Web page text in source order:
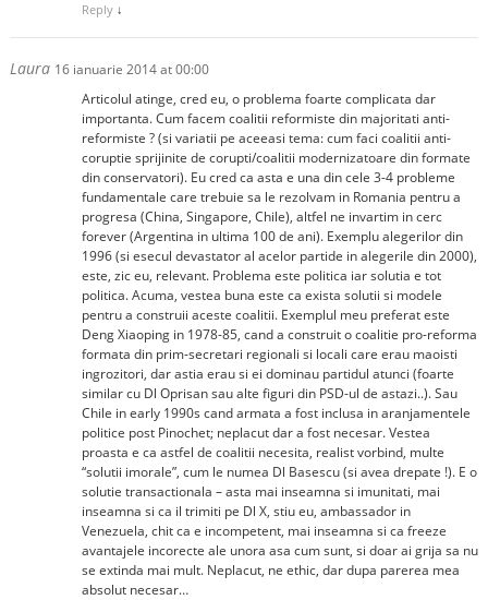
Reply ↓
Laura 16 ianuarie 2014 at 00:00
Articolul atinge, cred eu, o problema foarte complicata dar
importanta. Cum facem coalitii reformiste din majoritati anti-
reformiste ? (si variatii pe aceeasi tema: cum faci coalitii anti-
coruptie sprijinite de corupti/coalitii modernizatoare din formate
din conservatori). Eu cred ca asta e una din cele 3-4 probleme
fundamentale care trebuie sa le rezolvam in Romania pentru a
progresa (China, Singapore, Chile), altfel ne invartim in cerc
forever (Argentina in ultima 100 de ani). Exemplu alegerilor din
1996 (si esecul devastator al acelor partide in alegerile din 2000),
este, zic eu, relevant. Problema este politica iar solutia e tot
politica. Acuma, vestea buna este ca exista solutii si modele
pentru a construii aceste coalitii. Exemplul meu preferat este
Deng Xiaoping in 1978-85, cand a construit o coalitie pro-reforma
formata din prim-secretari regionali si locali care erau maoisti
ingrozitori, dar astia erau si ei dominau partidul atunci (foarte
similar cu Dl Oprisan sau alte figuri din PSD-ul de astazi..). Sau
Chile in early 1990s cand armata a fost inclusa in aranjamentele
politice post Pinochet; neplacut dar a fost necesar. Vestea
proasta e ca astfel de coalitii necesita, realist vorbind, multe
“solutii imorale”, cum le numea Dl Basescu (si avea drepate !). E o
solutie transactionala – asta mai inseamna si imunitati, mai
inseamna si ca il trimiti pe Dl X, stiu eu, ambassador in
Venezuela, chit ca e incompetent, mai inseamna si ca freeze
avantajele incorecte ale unora asa cum sunt, si doar ai grija sa nu
se extinda mai mult. Neplacut, ne ethic, dar dupa parerea mea
absolut necesar…